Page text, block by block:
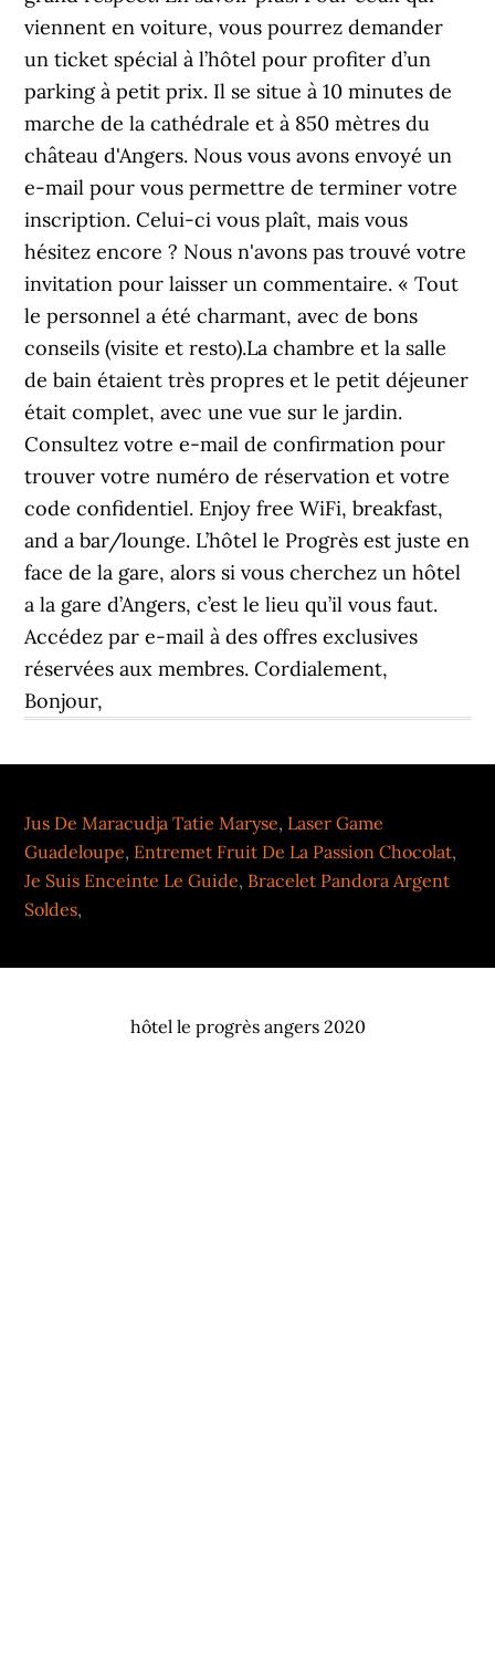
Jus De Maracudja Tatie Maryse, Laser Game
Guadeloupe, Entremet Fruit De La Passion Chocolat,
Je Suis Enceinte Le Guide, Bracelet Pandora Argent
Soldes,
hôtel le progrès angers 2020